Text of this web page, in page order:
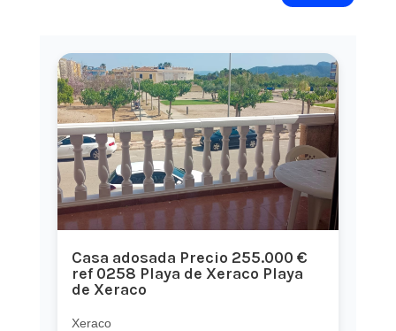
Casa adosada Precio 255.000 €
ref 0258 Playa de Xeraco Playa
de Xeraco
Xeraco